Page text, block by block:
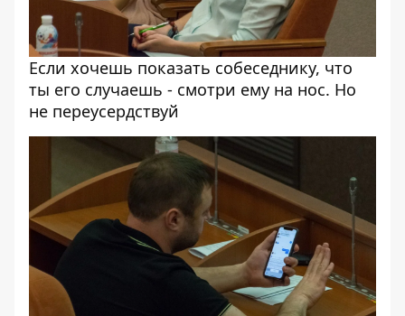
Если хочешь показать собеседнику, что
ты его случаешь - смотри ему на нос. Но
не переусердствуй